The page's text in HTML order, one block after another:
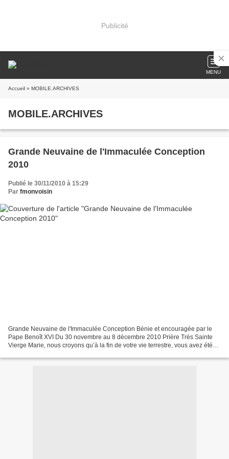
Publicité
MENU
Accueil » MOBILE.ARCHIVES
MOBILE.ARCHIVES
Grande Neuvaine de l'Immaculée Conception
2010
Publié le 30/11/2010 à 15:29
Par fmonvoisin
Grande Neuvaine de l'Immaculée Conception Bénie et encouragée par le
Pape Benoît XVI Du 30 novembre au 8 décembre 2010 Prière Très Sainte
Vierge Marie, nous croyons qu’à la fin de votre vie terrestre, vous avez été